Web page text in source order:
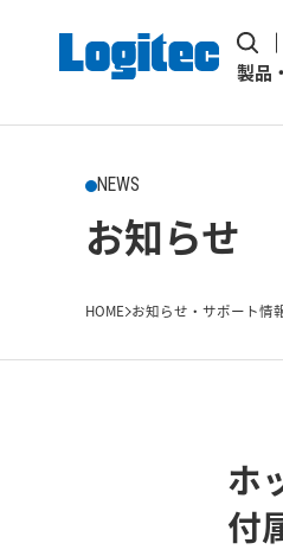
製品
NEWS
お知らせ
HOME お知らせ・サポート情
ホ
付